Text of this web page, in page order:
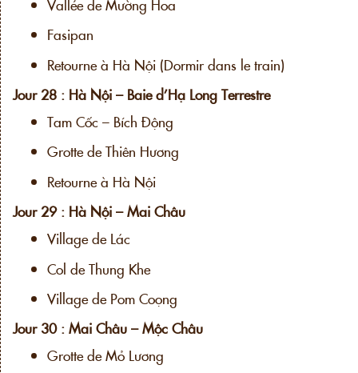
Vallée de Mường Hoa
Fasipan
Retourne à Hà Nội (Dormir dans le train)
Jour 28 : Hà Nội – Baie d’Hạ Long Terrestre
Tam Cốc – Bích Động
Grotte de Thiên Hương
Retourne à Hà Nội
Jour 29 : Hà Nội – Mai Châu
Village de Lác
Col de Thung Khe
Village de Pom Coọng
Jour 30 : Mai Châu – Mộc Châu
Grotte de Mỏ Lương